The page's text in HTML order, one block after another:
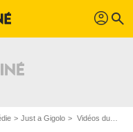
profil search
Just a Gigolo Vidéos du film Just a Gigolo